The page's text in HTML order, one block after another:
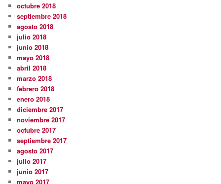
octubre 2018
septiembre 2018
agosto 2018
julio 2018
junio 2018
mayo 2018
abril 2018
marzo 2018
febrero 2018
enero 2018
diciembre 2017
noviembre 2017
octubre 2017
septiembre 2017
agosto 2017
julio 2017
junio 2017
mayo 2017